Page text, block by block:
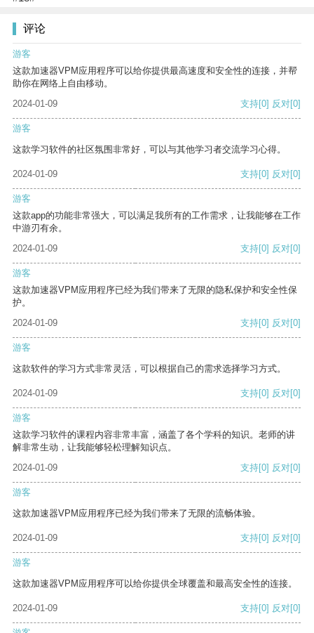
评论
游客
这款加速器VPM应用程序可以给你提供最高速度和安全性的连接，并帮
助你在网络上自由移动。
2024-01-09
支持[0] 反对[0]
游客
这款学习软件的社区氛围非常好，可以与其他学习者交流学习心得。
2024-01-09 支持[0] 反对[0]
游客
这款app的功能非常强大，可以满足我所有的工作需求，让我能够在工作
中游刃有余。
2024-01-09
支持[0] 反对[0]
游客
这款加速器VPM应用程序已经为我们带来了无限的隐私保护和安全性保
护。
2024-01-09
支持[0] 反对[0]
游客
这款软件的学习方式非常灵活，可以根据自己的需求选择学习方式。
2024-01-09 支持[0] 反对[0]
游客
这款学习软件的课程内容非常丰富，涵盖了各个学科的知识。老师的讲
解非常生动，让我能够轻松理解知识点。
2024-01-09
支持[0] 反对[0]
游客
这款加速器VPM应用程序已经为我们带来了无限的流畅体验。
2024-01-09 支持[0] 反对[0]
游客
这款加速器VPM应用程序可以给你提供全球覆盖和最高安全性的连接。
2024-01-09 支持[0] 反对[0]